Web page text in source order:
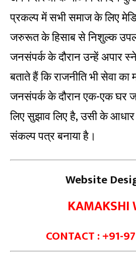
प्रकल्प में सभी समाज के लिए
जरुरूत के हिसाब से निशुल्क
जनसंपर्क के दौरान उन्हें अपार
बताते हैं कि राजनीति भी सेवा का
जनसंपर्क के दौरान एक-एक घर
लिए सुझाव लिए है, उसी के आधार
संकल्प पत्र बनाया है।
Website
KAMAKSHI
CONTACT : +91-